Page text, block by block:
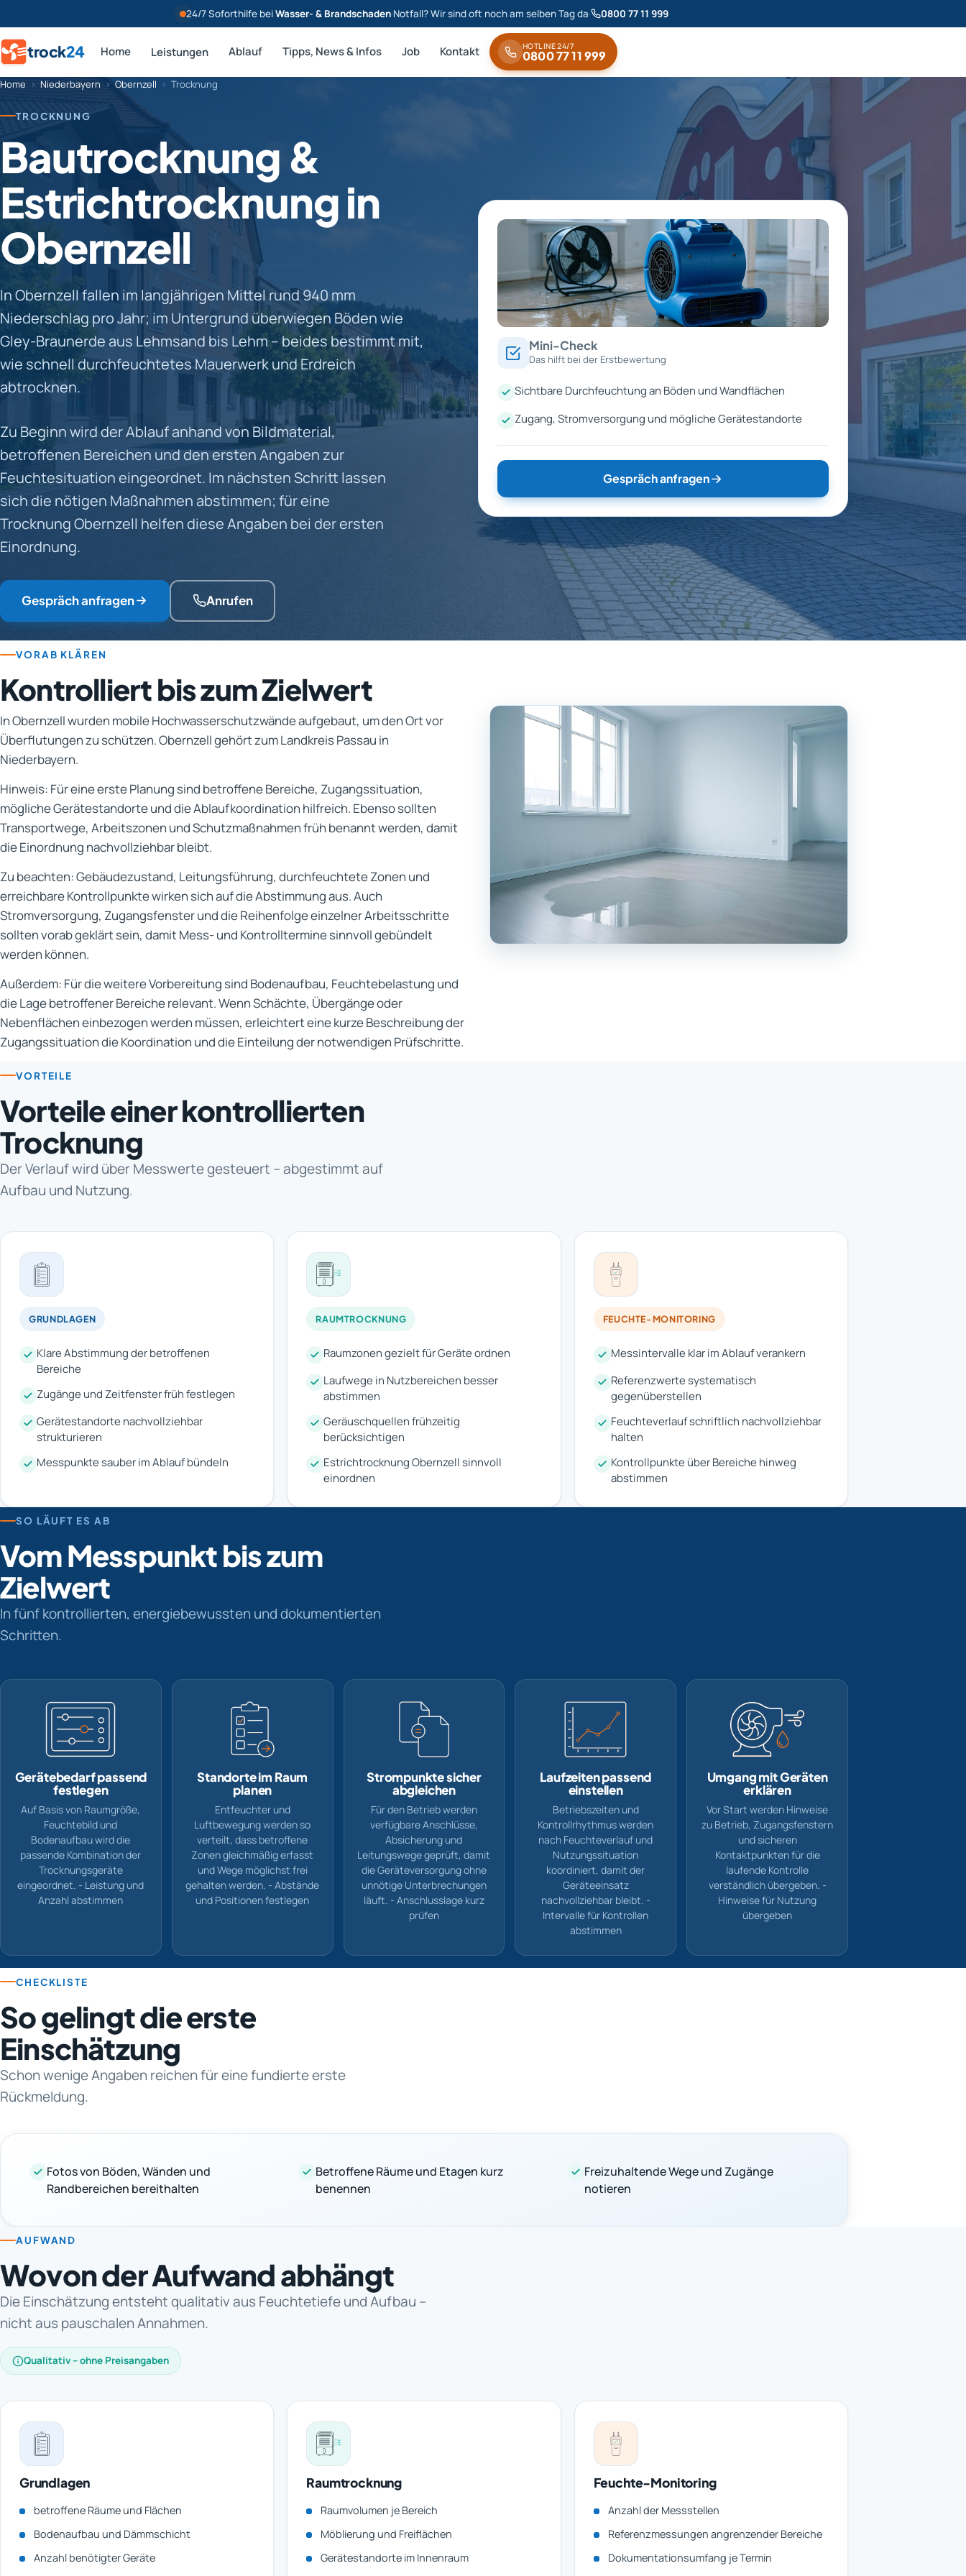
24/7 Soforthilfe beiWasser- & Brandschaden·Notfall? Wir sind oft noch am selben Tag da· 0800 77 11 999
trock24 Home Leistungen Ablauf Tipps, News & Infos Job Kontakt HOTLINE 24/7
0800 77 11 999
Home › Niederbayern › Obernzell › Trocknung
TROCKNUNG
Bautrocknung &
Estrichtrocknung in
Obernzell
In Obernzell fallen im langjährigen Mittel rund 940 mm
Niederschlag pro Jahr; im Untergrund überwiegen Böden wie
Gley-Braunerde aus Lehmsand bis Lehm – beides bestimmt mit,
wie schnell durchfeuchtetes Mauerwerk und Erdreich
abtrocknen.
Zu Beginn wird der Ablauf anhand von Bildmaterial,
betroffenen Bereichen und den ersten Angaben zur
Feuchtesituation eingeordnet. Im nächsten Schritt lassen
sich die nötigen Maßnahmen abstimmen; für eine
Trocknung Obernzell helfen diese Angaben bei der ersten
Einordnung.
Gespräch anfragen Anrufen
Mini-Check
Das hilft bei der Erstbewertung
Sichtbare Durchfeuchtung an Böden und Wandflächen
Zugang, Stromversorgung und mögliche Gerätestandorte
Gespräch anfragen
VORAB KLÄREN
Kontrolliert bis zum Zielwert
In Obernzell wurden mobile Hochwasserschutzwände aufgebaut, um den Ort vor
Überflutungen zu schützen. Obernzell gehört zum Landkreis Passau in
Niederbayern.
Hinweis: Für eine erste Planung sind betroffene Bereiche, Zugangssituation,
mögliche Gerätestandorte und die Ablaufkoordination hilfreich. Ebenso sollten
Transportwege, Arbeitszonen und Schutzmaßnahmen früh benannt werden, damit
die Einordnung nachvollziehbar bleibt.
Zu beachten: Gebäudezustand, Leitungsführung, durchfeuchtete Zonen und
erreichbare Kontrollpunkte wirken sich auf die Abstimmung aus. Auch
Stromversorgung, Zugangsfenster und die Reihenfolge einzelner Arbeitsschritte
sollten vorab geklärt sein, damit Mess- und Kontrolltermine sinnvoll gebündelt
werden können.
Außerdem: Für die weitere Vorbereitung sind Bodenaufbau, Feuchtebelastung und
die Lage betroffener Bereiche relevant. Wenn Schächte, Übergänge oder
Nebenflächen einbezogen werden müssen, erleichtert eine kurze Beschreibung der
Zugangssituation die Koordination und die Einteilung der notwendigen Prüfschritte.
VORTEILE
Vorteile einer kontrollierten
Trocknung
Der Verlauf wird über Messwerte gesteuert – abgestimmt auf
Aufbau und Nutzung.
GRUNDLAGEN
Klare Abstimmung der betroffenen
Bereiche
Zugänge und Zeitfenster früh festlegen
Gerätestandorte nachvollziehbar
strukturieren
Messpunkte sauber im Ablauf bündeln
RAUMTROCKNUNG
Raumzonen gezielt für Geräte ordnen
Laufwege in Nutzbereichen besser
abstimmen
Geräuschquellen frühzeitig
berücksichtigen
Estrichtrocknung Obernzell sinnvoll
einordnen
FEUCHTE-MONITORING
Messintervalle klar im Ablauf verankern
Referenzwerte systematisch
gegenüberstellen
Feuchteverlauf schriftlich nachvollziehbar
halten
Kontrollpunkte über Bereiche hinweg
abstimmen
SO LÄUFT ES AB
Vom Messpunkt bis zum
Zielwert
In fünf kontrollierten, energiebewussten und dokumentierten
Schritten.
Gerätebedarf passend
festlegen
Auf Basis von Raumgröße,
Feuchtebild und
Bodenaufbau wird die
passende Kombination der
Trocknungsgeräte
eingeordnet. - Leistung und
Anzahl abstimmen
Standorte im Raum
planen
Entfeuchter und
Luftbewegung werden so
verteilt, dass betroffene
Zonen gleichmäßig erfasst
und Wege möglichst frei
gehalten werden. - Abstände
und Positionen festlegen
Strompunkte sicher
abgleichen
Für den Betrieb werden
verfügbare Anschlüsse,
Absicherung und
Leitungswege geprüft, damit
die Geräteversorgung ohne
unnötige Unterbrechungen
läuft. - Anschlusslage kurz
prüfen
Laufzeiten passend
einstellen
Betriebszeiten und
Kontrollrhythmus werden
nach Feuchteverlauf und
Nutzungssituation
koordiniert, damit der
Geräteeinsatz
nachvollziehbar bleibt. -
Intervalle für Kontrollen
abstimmen
Umgang mit Geräten
erklären
Vor Start werden Hinweise
zu Betrieb, Zugangsfenstern
und sicheren
Kontaktpunkten für die
laufende Kontrolle
verständlich übergeben. -
Hinweise für Nutzung
übergeben
CHECKLISTE
So gelingt die erste
Einschätzung
Schon wenige Angaben reichen für eine fundierte erste
Rückmeldung.
Fotos von Böden, Wänden und
Randbereichen bereithalten
Betroffene Räume und Etagen kurz
benennen
Freizuhaltende Wege und Zugänge
notieren
AUFWAND
Wovon der Aufwand abhängt
Die Einschätzung entsteht qualitativ aus Feuchtetiefe und Aufbau –
nicht aus pauschalen Annahmen.
Qualitativ – ohne Preisangaben
Grundlagen
betroffene Räume und Flächen
Bodenaufbau und Dämmschicht
Anzahl benötigter Geräte
Raumtrocknung
Raumvolumen je Bereich
Möblierung und Freiflächen
Gerätestandorte im Innenraum
Feuchte-Monitoring
Anzahl der Messstellen
Referenzmessungen angrenzender Bereiche
Dokumentationsumfang je Termin